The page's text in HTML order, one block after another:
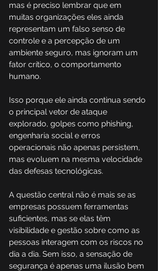
mas é preciso lembrar que em
muitas organizações eles ainda
representam um falso senso de
controle e a percepção de um
ambiente seguro, mas ignoram um
fator crítico, o comportamento
humano.
Isso porque ele ainda continua sendo
o principal vetor de ataque
explorado, golpes como phishing,
engenharia social e erros
operacionais não apenas persistem,
mas evoluem na mesma velocidade
das defesas tecnológicas.
A questão central não é mais se as
empresas possuem ferramentas
suficientes, mas se elas têm
visibilidade e gestão sobre como as
pessoas interagem com os riscos no
dia a dia. Sem isso, a sensação de
segurança é apenas uma ilusão bem